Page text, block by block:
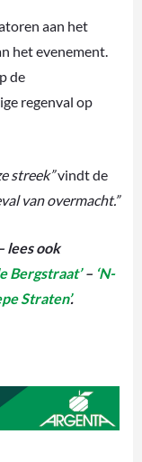
aan het
het evenement.
de
regenval op
streek”vindt de
van overmacht.”
lees ook
Bergstraat’– ‘N-
Straten’.